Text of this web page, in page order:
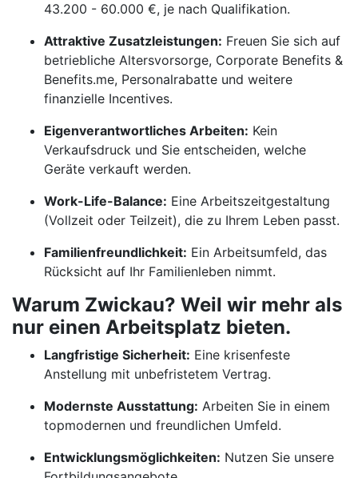
43.200 - 60.000 €, je nach Qualifikation.
Attraktive Zusatzleistungen: Freuen Sie sich auf
betriebliche Altersvorsorge, Corporate Benefits &
Benefits.me, Personalrabatte und weitere
finanzielle Incentives.
Eigenverantwortliches Arbeiten: Kein
Verkaufsdruck und Sie entscheiden, welche
Geräte verkauft werden.
Work-Life-Balance: Eine Arbeitszeitgestaltung
(Vollzeit oder Teilzeit), die zu Ihrem Leben passt.
Familienfreundlichkeit: Ein Arbeitsumfeld, das
Rücksicht auf Ihr Familienleben nimmt.
Warum Zwickau? Weil wir mehr als
nur einen Arbeitsplatz bieten.
Langfristige Sicherheit: Eine krisenfeste
Anstellung mit unbefristetem Vertrag.
Modernste Ausstattung: Arbeiten Sie in einem
topmodernen und freundlichen Umfeld.
Entwicklungsmöglichkeiten: Nutzen Sie unsere